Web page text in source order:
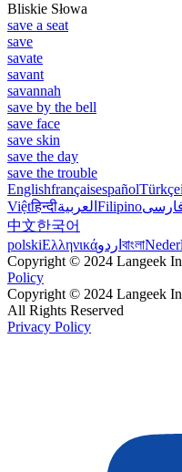
Bliskie Słowa
save a seat
save
savate
savant
savannah
save by the bell
save face
save skin
save the day
save the trouble
EnglishfrançaisespañolTürkçe
Việtहिन्दीالعربية Filipino
中文한국어
polskiΕλληνικάاردو বাংলা
Copyright © 2024 Langeek
Policy
Copyright © 2024 Langeek
All Rights Reserved
Privacy Policy